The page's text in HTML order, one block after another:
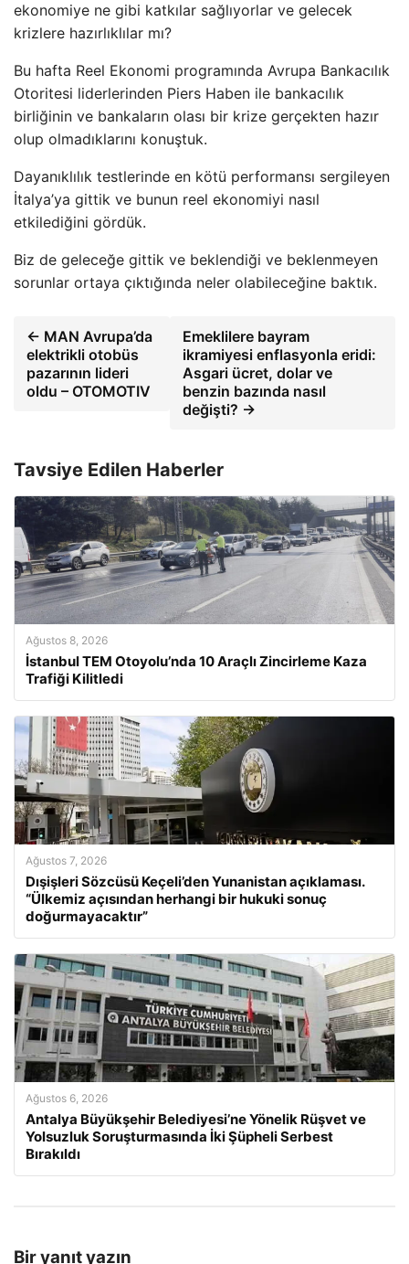
ekonomiye ne gibi katkılar sağlıyorlar ve gelecek
krizlere hazırlıklılar mı?
Bu hafta Reel Ekonomi programında Avrupa Bankacılık
Otoritesi liderlerinden Piers Haben ile bankacılık
birliğinin ve bankaların olası bir krize gerçekten hazır
olup olmadıklarını konuştuk.
Dayanıklılık testlerinde en kötü performansı sergileyen
İtalya’ya gittik ve bunun reel ekonomiyi nasıl
etkilediğini gördük.
Biz de geleceğe gittik ve beklendiği ve beklenmeyen
sorunlar ortaya çıktığında neler olabileceğine baktık.
← MAN Avrupa’da
elektrikli otobüs
pazarının lideri
oldu – OTOMOTIV
Emeklilere bayram
ikramiyesi enflasyonla eridi:
Asgari ücret, dolar ve
benzin bazında nasıl
değişti? →
Tavsiye Edilen Haberler
Ağustos 8, 2026
İstanbul TEM Otoyolu’nda 10 Araçlı Zincirleme Kaza
Trafiği Kilitledi
Ağustos 7, 2026
Dışişleri Sözcüsü Keçeli’den Yunanistan açıklaması.
“Ülkemiz açısından herhangi bir hukuki sonuç
doğurmayacaktır”
Ağustos 6, 2026
Antalya Büyükşehir Belediyesi’ne Yönelik Rüşvet ve
Yolsuzluk Soruşturmasında İki Şüpheli Serbest
Bırakıldı
Bir yanıt yazın